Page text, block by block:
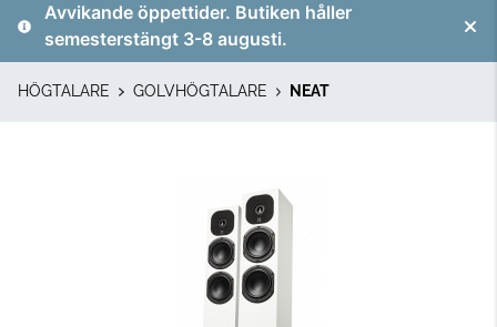
Avvikande öppettider. Butiken håller
semesterstängt 3-8 augusti.
HÖGTALARE GOLVHÖGTALARE NEAT